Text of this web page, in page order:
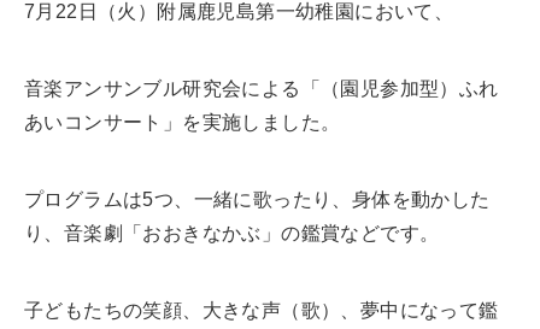
教育課程
入試情報
7月22日（火）附属鹿児島第一幼稚園において、
音楽アンサンブル研究会による「（園児参加型）ふれ
あいコンサート」を実施しました。
プログラムは5つ、一緒に歌ったり、身体を動かした
り、音楽劇「おおきなかぶ」の鑑賞などです。
子どもたちの笑顔、大きな声（歌）、夢中になって鑑